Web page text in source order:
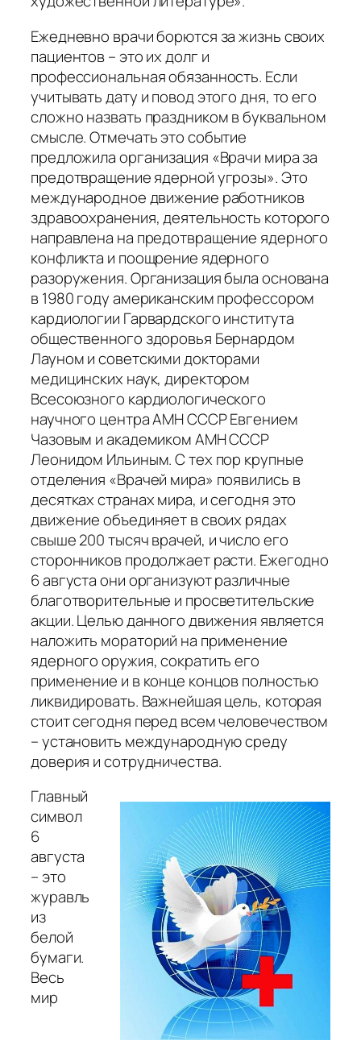
Ежедневно врачи борются за жизнь своих
пациентов – это их долг и
профессиональная обязанность. Если
учитывать дату и повод этого дня, то его
сложно назвать праздником в буквальном
смысле. Отмечать это событие
предложила организация «Врачи мира за
предотвращение ядерной угрозы». Это
международное движение работников
здравоохранения, деятельность которого
направлена на предотвращение ядерного
конфликта и поощрение ядерного
разоружения. Организация была основана
в 1980 году американским профессором
кардиологии Гарвардского института
общественного здоровья Бернардом
Лауном и советскими докторами
медицинских наук, директором
Всесоюзного кардиологического
научного центра АМН СССР Евгением
Чазовым и академиком АМН СССР
Леонидом Ильиным. С тех пор крупные
отделения «Врачей мира» появились в
десятках странах мира, и сегодня это
движение объединяет в своих рядах
свыше 200 тысяч врачей, и число его
сторонников продолжает расти. Ежегодно
6 августа они организуют различные
благотворительные и просветительские
акции. Целью данного движения является
наложить мораторий на применение
ядерного оружия, сократить его
применение и в конце концов полностью
ликвидировать. Важнейшая цель, которая
стоит сегодня перед всем человечеством
– установить международную среду
доверия и сотрудничества.
Главный
символ
6
августа
– это
журавль
из
белой
бумаги.
Весь
мир